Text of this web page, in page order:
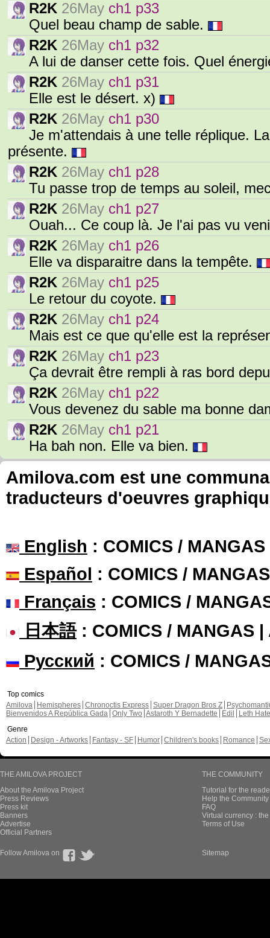
R2K 26May ch1 p33
Quel beau champ de sable.
R2K 26May ch1 p32
A lui de danser cette fois. Quel
R2K 26May ch1 p31
Elle est le désert. x)
R2K 26May ch1 p30
Je m'attendais à une telle réplique.
présente.
R2K 26May ch1 p28
Tu passe trop de temps au soleil,
R2K 26May ch1 p27
Ouah... Ce coup là. Je l'ai pas vu
R2K 26May ch1 p26
Elle va disparaitre dans la tempête.
R2K 26May ch1 p25
Le retour du coyote.
R2K 26May ch1 p24
Mais est ce que qu'elle est la
R2K 26May ch1 p23
Ça devrait être rempli à ras bord
R2K 26May ch1 p22
Vous devenez du sable ma bonne
R2K 26May ch1 p21
Ha bah non. Elle va bien.
Amilova.com est une
traducteurs d'oeuvres
English : COMICS /
Español : COMICS /
Français : COMICS /
日本語: COMICS / MANGAS |
Русский : COMICS /
Top comics
Amilova
Hemispheres Chronoctis Express Super Dragon Bros Z
Bienvenidos A República Gada Only Two Astaroth Y Bernadette Edil
Leth Hate
Genre
Action
Design - Artworks Fantasy - SF Humor Children's books Romance
THE AMILOVA PROJECT
About the Amilova Project
Press Reviews
Press kit
Banners
Advertise
Official Partners
THE COMMUNITY
Tutorial for the
Help the
FAQ
Virtual currency :
Terms of Use
Follow Amilova on Sitemap